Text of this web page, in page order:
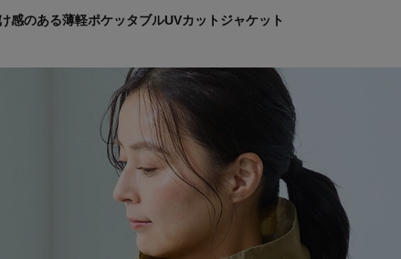
感のある薄軽ポケッタブルUVカットジャケット